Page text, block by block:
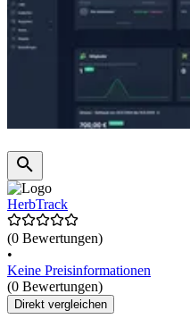
HerbTrack
(0 Bewertungen)
•
Keine Preisinformationen
(0 Bewertungen)
Direkt vergleichen